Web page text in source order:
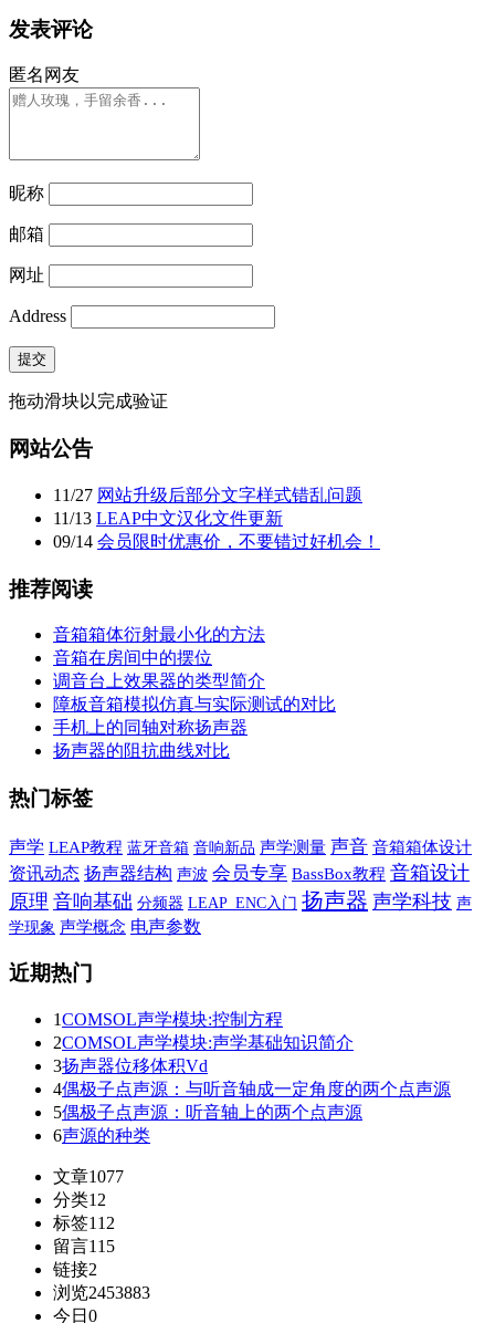
发表评论
匿名网友
昵称
邮箱
网址
Address
提交
拖动滑块以完成验证
网站公告
11/27 网站升级后部分文字样式错乱问题
11/13 LEAP中文汉化文件更新
09/14 会员限时优惠价，不要错过好机会！
推荐阅读
音箱箱体衍射最小化的方法
音箱在房间中的摆位
调音台上效果器的类型简介
障板音箱模拟仿真与实际测试的对比
手机上的同轴对称扬声器
扬声器的阻抗曲线对比
热门标签
声学 LEAP教程 蓝牙音箱 音响新品 声学测量 声音 音箱箱体设计
资讯动态 扬声器结构 声波 会员专享 BassBox教程 音箱设计
原理 音响基础 分频器 LEAP_ENC入门 扬声器 声学科技 声
学现象 声学概念 电声参数
近期热门
1COMSOL声学模块:控制方程
2COMSOL声学模块:声学基础知识简介
3扬声器位移体积Vd
4偶极子点声源：与听音轴成一定角度的两个点声源
5偶极子点声源：听音轴上的两个点声源
6声源的种类
文章1077
分类12
标签112
留言115
链接2
浏览2453883
今日 0